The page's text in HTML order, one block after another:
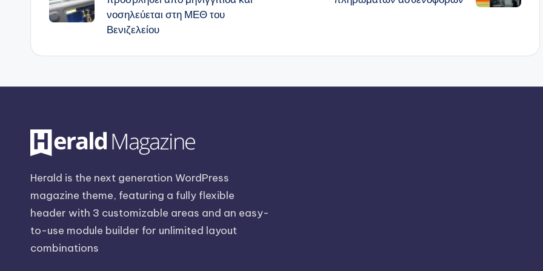
νοσηλεύεται στη ΜΕΘ του
Βενιζελείου
Herald is the next generation WordPress
magazine theme, featuring a fully flexible
header with 3 customizable areas and an easy-
to-use module builder for unlimited layout
combinations